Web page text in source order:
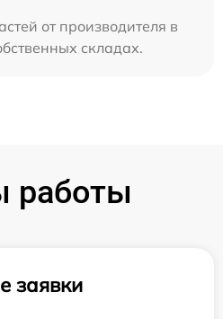
от производителя в
складах.
работы
заявки